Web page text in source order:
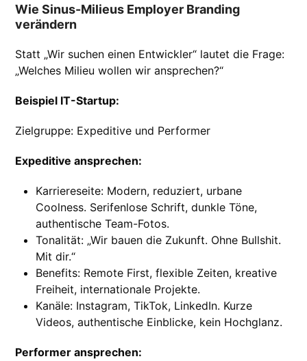
Wie Sinus-Milieus Employer Branding
verändern
Statt „Wir suchen einen Entwickler“ lautet die Frage:
„Welches Milieu wollen wir ansprechen?“
Beispiel IT-Startup:
Zielgruppe: Expeditive und Performer
Expeditive ansprechen:
Karriereseite: Modern, reduziert, urbane
Coolness. Serifenlose Schrift, dunkle Töne,
authentische Team-Fotos.
Tonalität: „Wir bauen die Zukunft. Ohne Bullshit.
Mit dir.“
Benefits: Remote First, flexible Zeiten, kreative
Freiheit, internationale Projekte.
Kanäle: Instagram, TikTok, LinkedIn. Kurze
Videos, authentische Einblicke, kein Hochglanz.
Performer ansprechen: